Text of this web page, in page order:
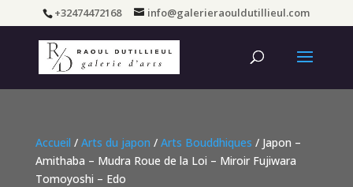
+32474472168 info@galerieraouldutillieul.com
Accueil / Arts du japon / Arts Bouddhiques / Japon –
Amithaba – Mudra Roue de la Loi – Miroir Fujiwara
Tomoyoshi – Edo